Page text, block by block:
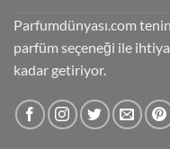
Parfumdünyası.com
parfüm seçeneği ile
kadar getiriyor.